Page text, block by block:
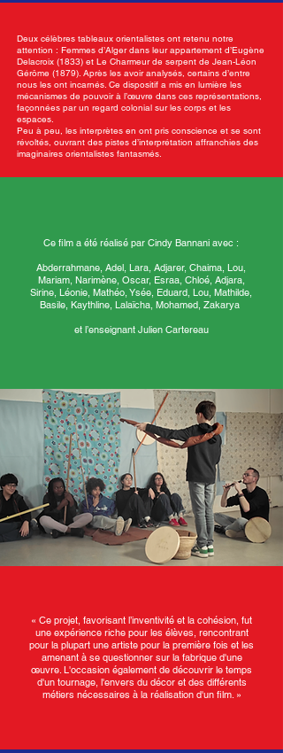
Deux célèbres tableaux orientalistes ont retenu notre
attention : Femmes d’Alger dans leur appartement d’Eugène
Delacroix (1833) et Le Charmeur de serpent de Jean-Léon
Gérôme (1879). Après les avoir analysés, certains d’entre
nous les ont incarnés. Ce dispositif a mis en lumière les
mécanismes de pouvoir à l’œuvre dans ces représentations,
façonnées par un regard colonial sur les corps et les
espaces.
Peu à peu, les interprètes en ont pris conscience et se sont
révoltés, ouvrant des pistes d’interprétation affranchies des
imaginaires orientalistes fantasmés.
Ce film a été réalisé par Cindy Bannani avec :
Abderrahmane, Adel, Lara, Adjarer, Chaima, Lou,
Mariam, Narimène, Oscar, Esraa, Chloé, Adjara,
Sirine, Léonie, Mathéo, Ysée, Eduard, Lou, Mathilde,
Basile, Kaythline, Lalaïcha, Mohamed, Zakarya
et l’enseignant Julien Cartereau
« Ce projet, favorisant l’inventivité et la cohésion, fut
une expérience riche pour les élèves, rencontrant
pour la plupart une artiste pour la première fois et les
amenant à se questionner sur la fabrique d'une
œuvre. L'occasion également de découvrir le temps
d'un tournage, l'envers du décor et des différents
métiers nécessaires à la réalisation d'un film. »